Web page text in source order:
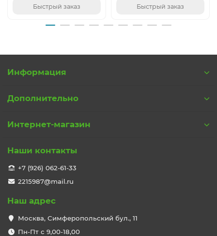
Быстрый заказ Быстрый заказ
Информация
Дополнительно
Интернет-магазин
Наши контакты
+7 (926) 062-61-33
2215987@mail.ru
Наш адрес
Москва, Симферопольский бул., 11
Пн-Пт с 9,00-18,00